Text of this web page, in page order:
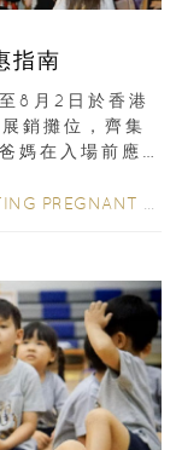
指南
8月2日於香港
銷攤位，齊集
媽在入場前應
PREGNANT